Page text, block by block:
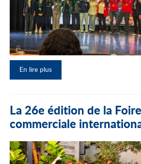
En lire plus
La 26e édition de la Foire
commerciale